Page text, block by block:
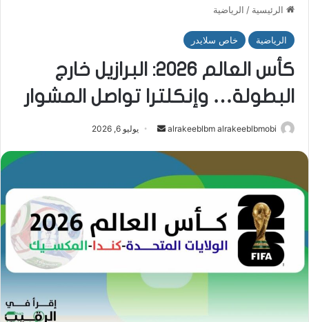
الرئيسية / الرياضية
الرياضية خاص سلايدر
كأس العالم 2026: البرازيل خارج
البطولة… وإنكلترا تواصل المشوار
alrakeeblbm alrakeeblbmobi
أرسل يوليو 6, 2026